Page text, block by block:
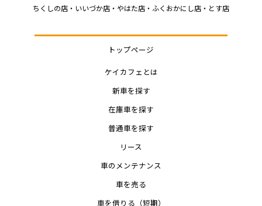
ちくしの店・いいづか店・やはた店・ふくおかにし店・とす店
トップページ
ケイカフェとは
新車を探す
在庫車を探す
普通車を探す
リース
車のメンテナンス
車を売る
車を借りる（短期）